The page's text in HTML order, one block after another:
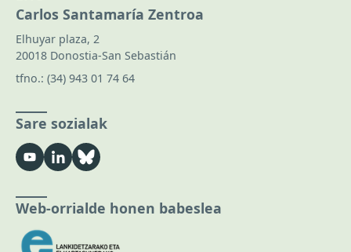
Carlos Santamaría Zentroa
Elhuyar plaza, 2
20018 Donostia-San Sebastián
tfno.: (34) 943 01 74 64
Sare sozialak
Web-orrialde honen babeslea